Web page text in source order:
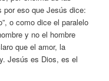
por eso que Jesús dice:
o como dice el paralelo
y no el hombre
que el amor, la
Jesús es Dios, es el